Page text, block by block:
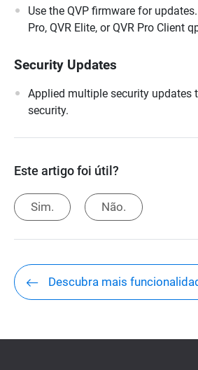
Use the QVP firmware for
Pro, QVR Elite, or QVR Pro Client
Security Updates
Applied multiple security updates
security.
Este artigo foi útil?
Sim. Não.
Descubra mais